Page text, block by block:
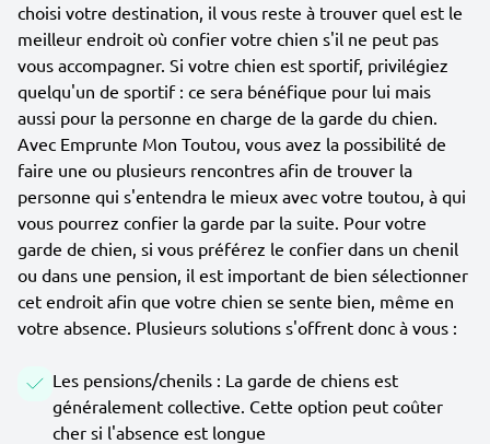
choisi votre destination, il vous reste à trouver quel est le
meilleur endroit où confier votre chien s'il ne peut pas
vous accompagner. Si votre chien est sportif, privilégiez
quelqu'un de sportif : ce sera bénéfique pour lui mais
aussi pour la personne en charge de la garde du chien.
Avec Emprunte Mon Toutou, vous avez la possibilité de
faire une ou plusieurs rencontres afin de trouver la
personne qui s'entendra le mieux avec votre toutou, à qui
vous pourrez confier la garde par la suite. Pour votre
garde de chien, si vous préférez le confier dans un chenil
ou dans une pension, il est important de bien sélectionner
cet endroit afin que votre chien se sente bien, même en
votre absence. Plusieurs solutions s'offrent donc à vous :
Les pensions/chenils : La garde de chiens est
généralement collective. Cette option peut coûter
cher si l'absence est longue